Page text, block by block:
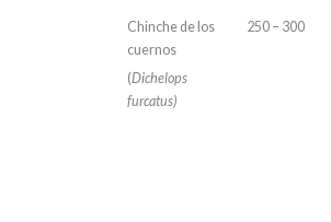
Chinche de los
cuernos
(Dichelops
furcatus)
250 – 300